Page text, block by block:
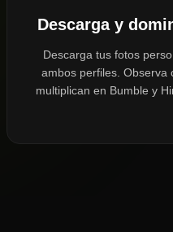
Descarga y
Descarga tus fotos
ambos perfiles. Observa
multiplican en Bumble y